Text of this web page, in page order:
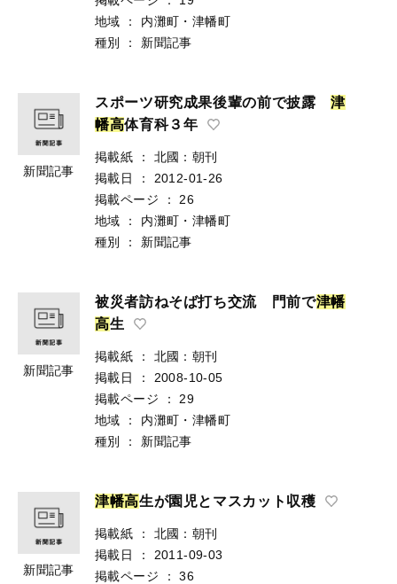
地域
：
内灘町・津幡町
種別
： 新聞記事
新聞記事
スポーツ研究成果後輩の前で披露津
幡高体育科３年
掲載紙 ：
北國：朝刊
掲載日
：
2012-01-26
掲載ページ
：
26
地域
：
内灘町・津幡町
種別
： 新聞記事
新聞記事
被災者訪ねそば打ち交流 門前で津幡
高生
掲載紙 ：
北國：朝刊
掲載日
：
2008-10-05
掲載ページ
：
29
地域
：
内灘町・津幡町
種別
： 新聞記事
新聞記事
津幡高生が園児とマスカット収穫
掲載紙 ：
北國：朝刊
掲載日
：
2011-09-03
掲載ページ
：
36